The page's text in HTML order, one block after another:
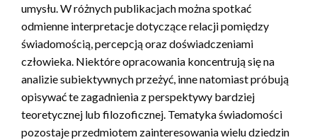
umysłu. W różnych publikacjach można spotkać
odmienne interpretacje dotyczące relacji pomiędzy
świadomością, percepcją oraz doświadczeniami
człowieka. Niektóre opracowania koncentrują się na
analizie subiektywnych przeżyć, inne natomiast próbują
opisywać te zagadnienia z perspektywy bardziej
teoretycznej lub filozoficznej. Tematyka świadomości
pozostaje przedmiotem zainteresowania wielu dziedzin